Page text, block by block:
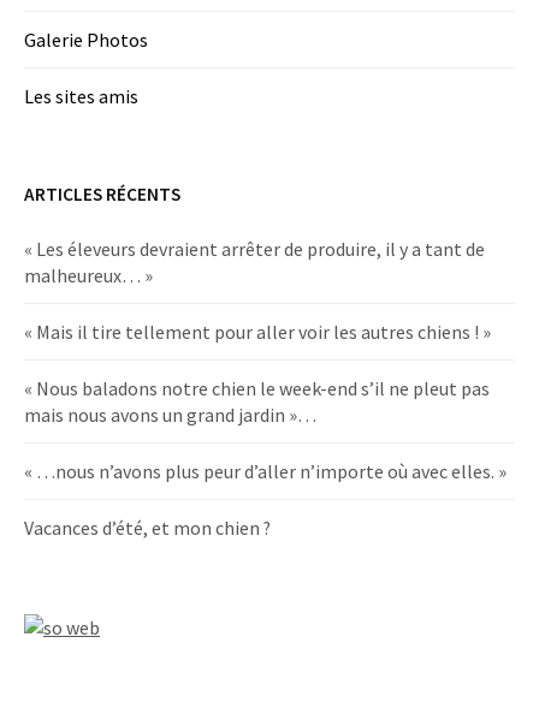
Galerie Photos
Les sites amis
ARTICLES RÉCENTS
« Les éleveurs devraient arrêter de produire, il y a tant de
malheureux… »
« Mais il tire tellement pour aller voir les autres chiens ! »
« Nous baladons notre chien le week-end s’il ne pleut pas
mais nous avons un grand jardin »…
« …nous n’avons plus peur d’aller n’importe où avec elles. »
Vacances d’été, et mon chien ?